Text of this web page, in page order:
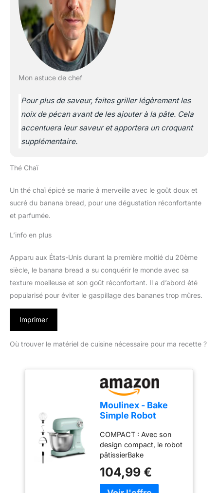
Mon astuce de chef
Pour plus de saveur, faites griller légèrement les
noix de pécan avant de les ajouter à la pâte. Cela
accentuera leur saveur et apportera un croquant
supplémentaire.
Thé Chaï
Un thé chaï épicé se marie à merveille avec le goût doux et
sucré du banana bread, pour une dégustation réconfortante
et parfumée.
L’info en plus
Apparu aux États-Unis durant la première moitié du 20ème
siècle, le banana bread a su conquérir le monde avec sa
texture moelleuse et son goût réconfortant. Il a d’abord été
popularisé pour éviter le gaspillage des bananes trop mûres.
Imprimer
Où trouver le matériel de cuisine nécessaire pour ma recette ?
Moulinex - Bake
Simple Robot
fouet, batteur et
crochet
COMPACT : Avec son
design compact, le robot
pâtissierBake
parfaitement à toutes les
cuisines - sataillen'est
104,99 €